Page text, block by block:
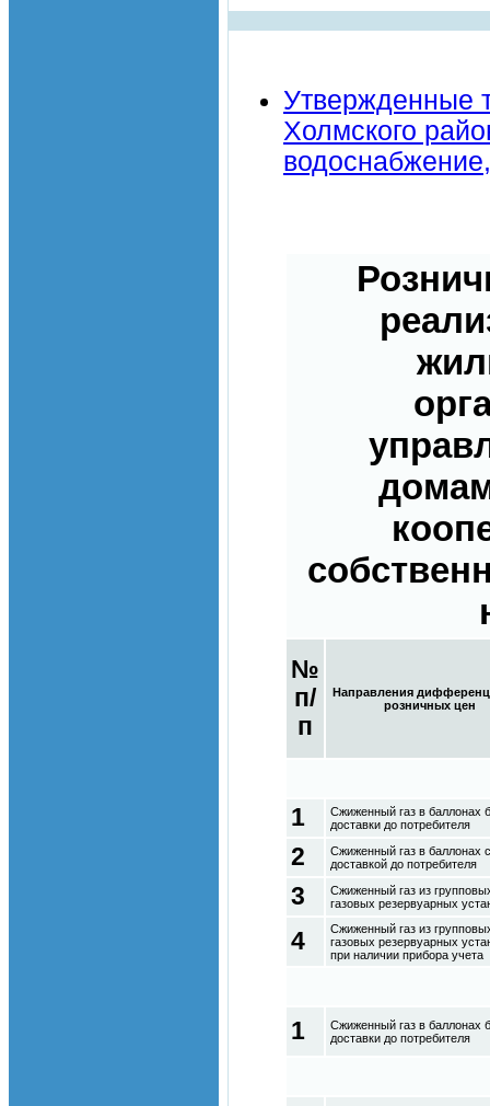
Утвержденные
Холмского
№
п/
п
Направления
розничных цен
1
Сжиженный газ в баллонах
доставки до потребителя
2
Сжиженный газ в баллонах с
доставкой до потребителя
3
Сжиженный газ из
газовых резервуарных
4
Сжиженный газ из
газовых резервуарных
при наличии прибора учета
1
Сжиженный газ в баллонах
доставки до потребителя